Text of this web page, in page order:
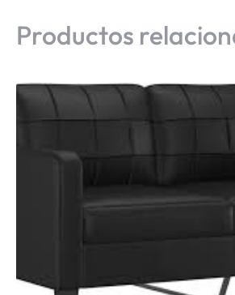
Productos